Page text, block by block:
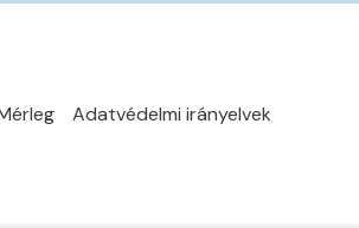
Adatvédelmi irányelvek